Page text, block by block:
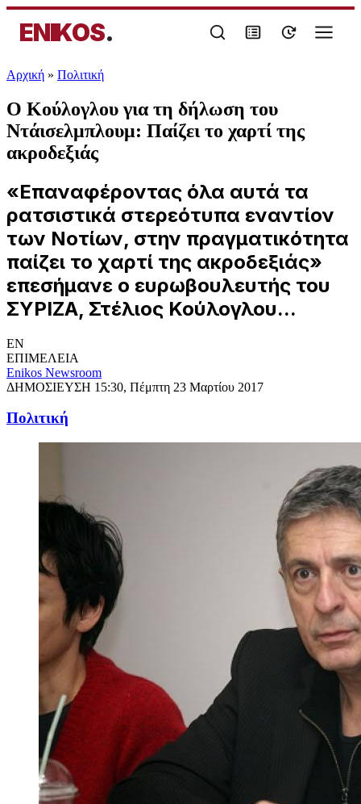
ENIKOS.
Αρχική » Πολιτική
Ο Κούλογλου για τη δήλωση του
Ντάισελμπλουμ: Παίζει το χαρτί της
ακροδεξιάς
«Επαναφέροντας όλα αυτά τα
ρατσιστικά στερεότυπα εναντίον
των Νοτίων, στην πραγματικότητα
παίζει το χαρτί της ακροδεξιάς»
επεσήμανε ο ευρωβουλευτής του
ΣΥΡΙΖΑ, Στέλιος Κούλογλου...
EN
ΕΠΙΜΕΛΕΙΑ
Enikos Newsroom
ΔΗΜΟΣΙΕΥΣΗ 15:30, Πέμπτη 23 Μαρτίου 2017
Πολιτική